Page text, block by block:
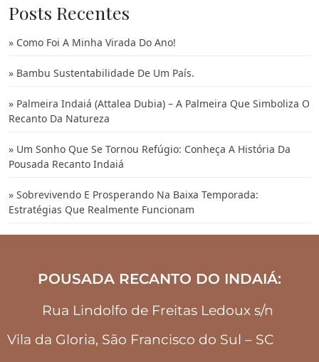
Posts Recentes
Como Foi A Minha Virada Do Ano!
Bambu Sustentabilidade De Um País.
Palmeira Indaiá (Attalea Dubia) – A Palmeira Que Simboliza O
Recanto Da Natureza
Um Sonho Que Se Tornou Refúgio: Conheça A História Da
Pousada Recanto Indaiá
Sobrevivendo E Prosperando Na Baixa Temporada:
Estratégias Que Realmente Funcionam
POUSADA RECANTO DO INDAIÁ:
Rua Lindolfo de Freitas Ledoux s/n
Vila da Gloria, São Francisco do Sul – SC